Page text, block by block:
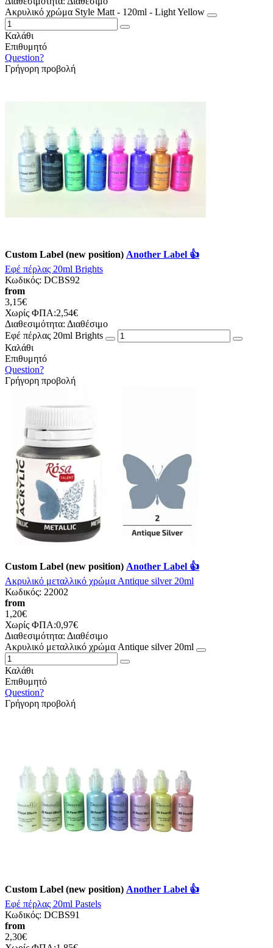
Ακρυλικό χρώμα Style Matt - 120ml - Light Yellow
Καλάθι
Επιθυμητό
Question?
Γρήγορη προβολή
Custom Label (new position) Another Label 👍
Εφέ πέρλας 20ml Brights
Κωδικός: DCBS92
from
3,15€
Χωρίς ΦΠΑ:2,54€
Διαθεσιμότητα: Διαθέσιμο
Εφέ πέρλας 20ml Brights
Καλάθι
Επιθυμητό
Question?
Γρήγορη προβολή
Custom Label (new position) Another Label 👍
Ακρυλικό μεταλλικό χρώμα Antique silver 20ml
Κωδικός: 22002
from
1,20€
Χωρίς ΦΠΑ:0,97€
Διαθεσιμότητα: Διαθέσιμο
Ακρυλικό μεταλλικό χρώμα Antique silver 20ml
Καλάθι
Επιθυμητό
Question?
Γρήγορη προβολή
Custom Label (new position) Another Label 👍
Εφέ πέρλας 20ml Pastels
Κωδικός: DCBS91
from
2,30€